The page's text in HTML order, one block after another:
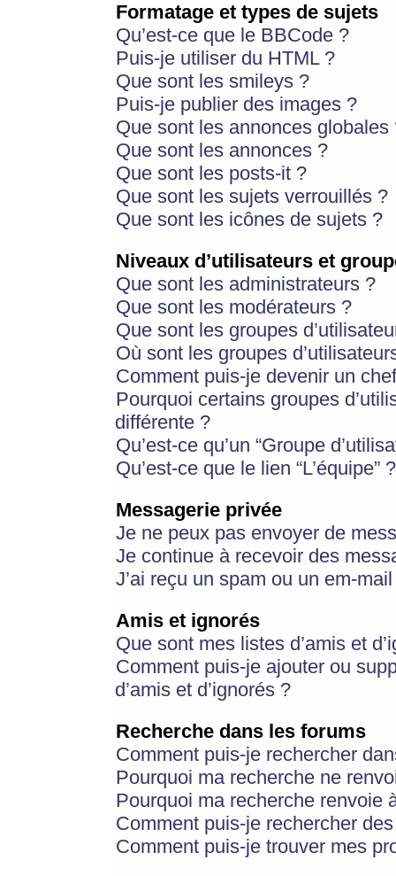
Formatage et types de sujets
Qu’est-ce que le BBCode ?
Puis-je utiliser du HTML ?
Que sont les smileys ?
Puis-je publier des images ?
Que sont les annonces globales
Que sont les annonces ?
Que sont les posts-it ?
Que sont les sujets verrouillés ?
Que sont les icônes de sujets ?
Niveaux d’utilisateurs et
Que sont les administrateurs ?
Que sont les modérateurs ?
Que sont les groupes
Où sont les groupes
Comment puis-je devenir un
Pourquoi certains groupes
différente ?
Qu’est-ce qu’un “Groupe
Qu’est-ce que le lien “L’équipe” ?
Messagerie privée
Je ne peux pas envoyer de
Je continue à recevoir des
J’ai reçu un spam ou un em-
Amis et ignorés
Que sont mes listes d’amis et
Comment puis-je ajouter ou
d’amis et d’ignorés ?
Recherche dans les forums
Comment puis-je rechercher
Pourquoi ma recherche ne
Pourquoi ma recherche renvoie
Comment puis-je rechercher
Comment puis-je trouver mes